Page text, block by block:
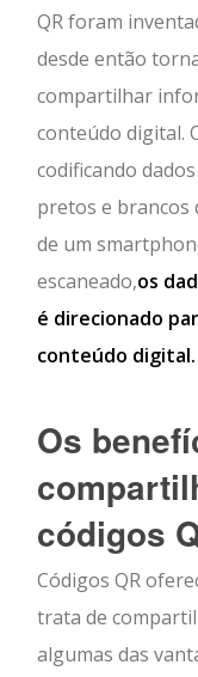
QR foram
desde então
compartilhar
conteúdo digital.
codificando
pretos e brancos
de um
escaneado,os
é direcionado
conteúdo digital.
Os
códigos
Códigos QR
trata de
algumas das